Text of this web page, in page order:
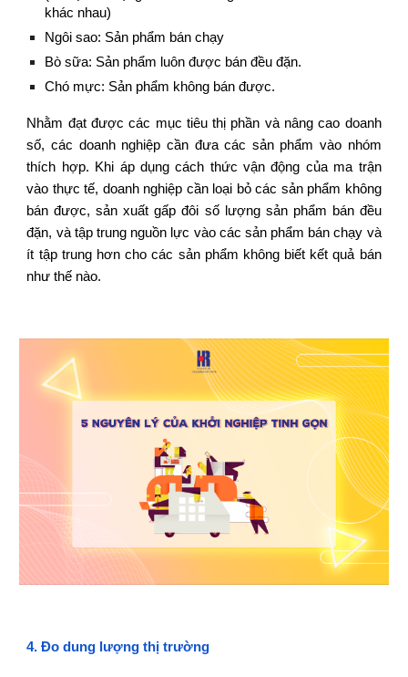
khác nhau)
Ngôi sao: Sản phẩm bán chạy
Bò sữa: Sản phẩm luôn được bán đều đặn.
Chó mực: Sản phẩm không bán được.
Nhằm đạt được các mục tiêu thị phần và nâng cao doanh
số, các doanh nghiệp cần đưa các sản phẩm vào nhóm
thích hợp. Khi áp dụng cách thức vận động của ma trận
vào thực tế, doanh nghiệp cần loại bỏ các sản phẩm không
bán được, sản xuất gấp đôi số lượng sản phẩm bán đều
đặn, và tập trung nguồn lực vào các sản phẩm bán chạy và
ít tập trung hơn cho các sản phẩm không biết kết quả bán
như thế nào.
4.Đo dung lượng thị trường